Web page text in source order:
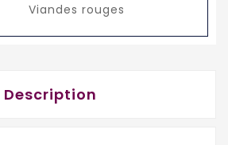
Viandes rouges
Description